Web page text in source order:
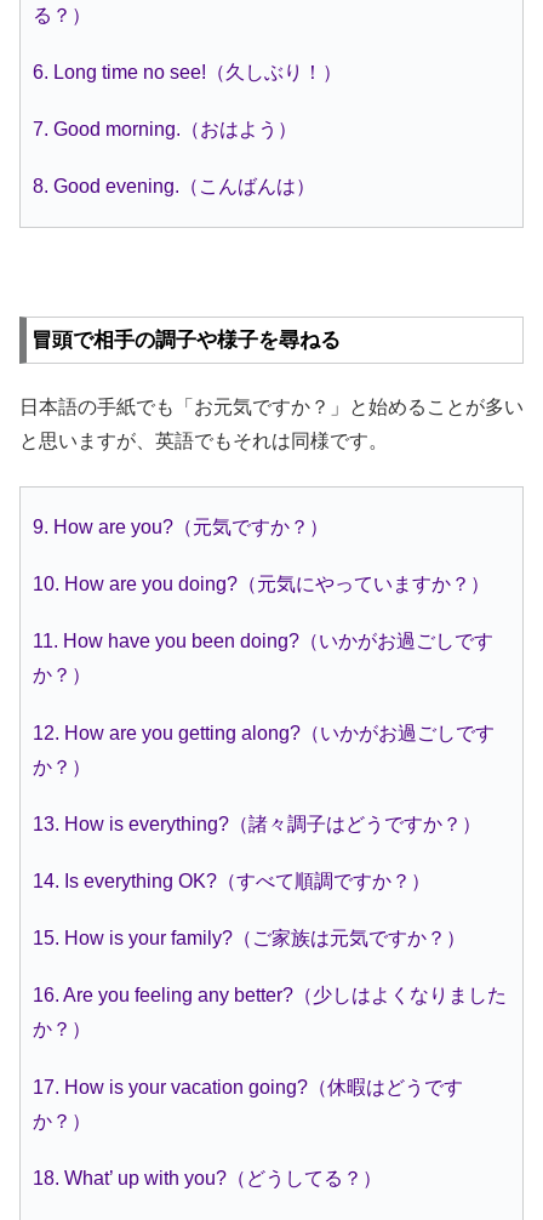
る？）
6. Long time no see!（久しぶり！）
7. Good morning.（おはよう）
8. Good evening.（こんばんは）
冒頭で相手の調子や様子を尋ねる
日本語の手紙でも「お元気ですか？」と始めることが多い
と思いますが、英語でもそれは同様です。
9. How are you?（元気ですか？）
10. How are you doing?（元気にやっていますか？）
11. How have you been doing?（いかがお過ごしです
か？）
12. How are you getting along?（いかがお過ごしです
か？）
13. How is everything?（諸々調子はどうですか？）
14. Is everything OK?（すべて順調ですか？）
15. How is your family?（ご家族は元気ですか？）
16. Are you feeling any better?（少しはよくなりました
か？）
17. How is your vacation going?（休暇はどうです
か？）
18. What’ up with you?（どうしてる？）